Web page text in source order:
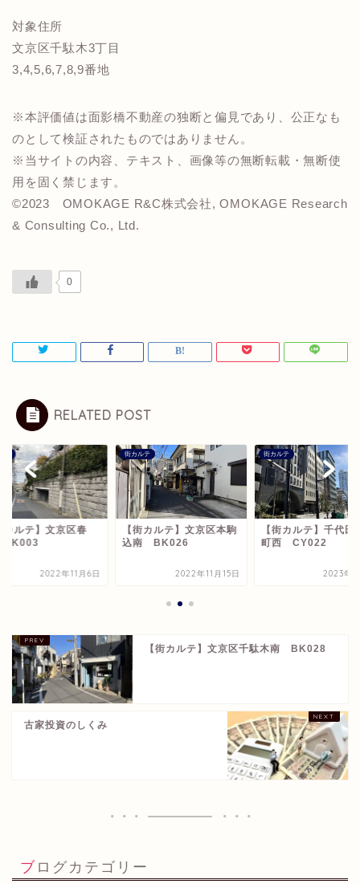
対象住所
文京区千駄木3丁目
3,4,5,6,7,8,9番地
※本評価値は面影橋不動産の独断と偏見であり、公正なも
のとして検証されたものではありません。
※当サイトの内容、テキスト、画像等の無断転載・無断使
用を固く禁じます。
©️2023 OMOKAGE R&C株式会社, OMOKAGE Research
& Consulting Co., Ltd.
0
RELATED POST
カルテ】文京区春
2022年11月6日
街カルテ
【街カルテ】文京区本駒
込南 BK026
2022年11月15日
街カルテ
【街カルテ】千代田
町西 CY022
2023年1
【街カルテ】文京区千駄木南 BK028
古家投資のしくみ
ブログカテゴリー